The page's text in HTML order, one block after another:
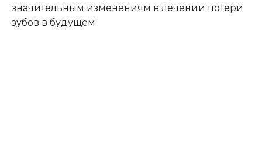
значительным изменениям в лечении потери
зубов в будущем.